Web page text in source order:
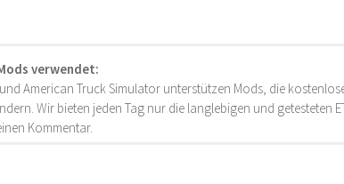
verwendet:
American Truck Simulator unterstützen Mods, die
Wir bieten jeden Tag nur die langlebigen und getesteten
Kommentar.